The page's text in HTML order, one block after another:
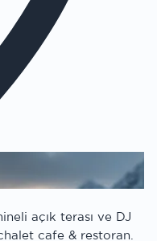
açık terası ve DJ
cafe & restoran.